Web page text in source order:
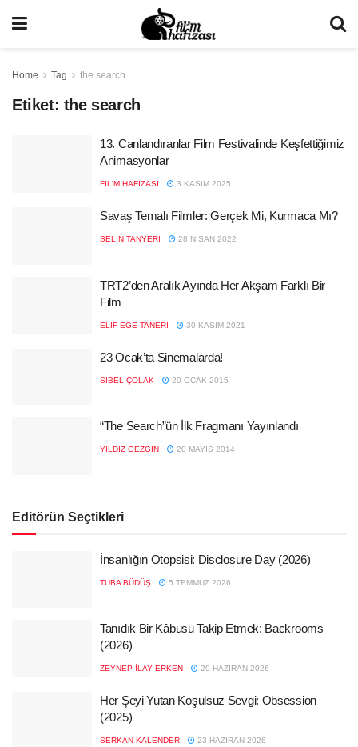
Home Tag the search
Etiket: the search
13. Canlandıranlar Film Festivalinde Keşfettiğimiz
Animasyonlar
FIL'M HAFIZASI 3 KASIM 2025
Savaş Temalı Filmler: Gerçek Mi, Kurmaca Mı?
SELIN TANYERI 28 NISAN 2022
TRT2’den Aralık Ayında Her Akşam Farklı Bir
Film
ELIF EGE TANERI 30 KASIM 2021
23 Ocak’ta Sinemalarda!
SIBEL ÇOLAK 20 OCAK 2015
“The Search”ün İlk Fragmanı Yayınlandı
YILDIZ GEZGIN 20 MAYIS 2014
Editörün Seçtikleri
İnsanlığın Otopsisi: Disclosure Day (2026)
TUBA BÜDÜŞ 5 TEMMUZ 2026
Tanıdık Bir Kâbusu Takip Etmek: Backrooms
(2026)
ZEYNEP İLAY ERKEN 29 HAZIRAN 2026
Her Şeyi Yutan Koşulsuz Sevgi: Obsession
(2025)
SERKAN KALENDER 23 HAZIRAN 2026